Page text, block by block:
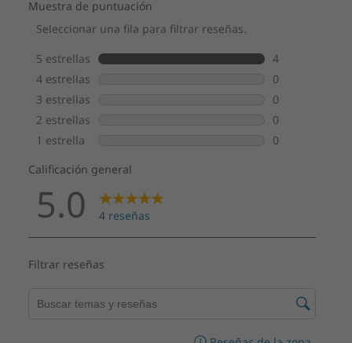
Soporte de la pantalla
Soporte del monitor plenamente funcional
Inclinación: de -5 a 20 grados
Elevación: 110 mm
Giro: 90 grados
Rotación: 90 (±1) grados, 45 grados a la izquierda y 45
Opcional: soporte UltraFlex IV
Elevación: 84,37 mm
Opciones de montaje